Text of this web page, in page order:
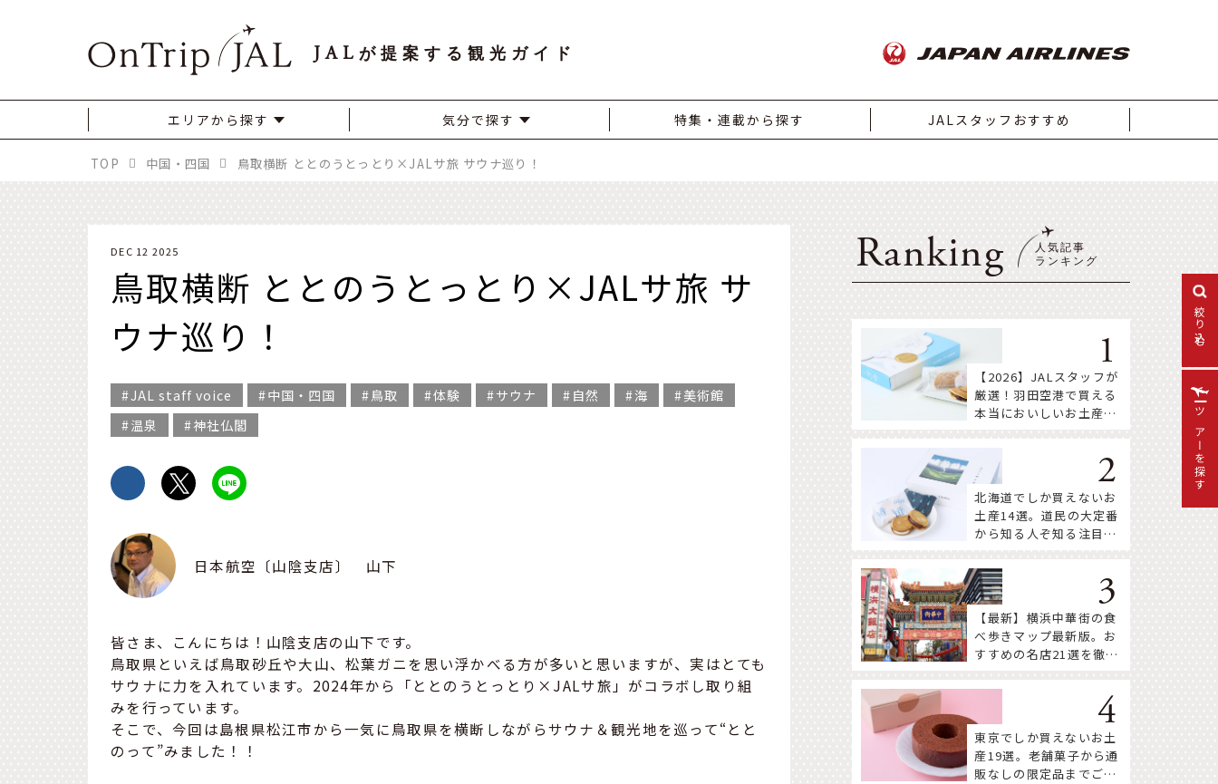
絞り込む
JAL が提案する観光ガイド
エリアから探す 気分で探す 特集・連載から探す JALスタッフおすすめ
TOP 中国・四国 鳥取横断 ととのうとっとり×JALサ旅 サウナ巡り！
DEC 12 2025
鳥取横断 ととのうとっとり×JALサ旅 サ
ウナ巡り！
JAL staff voice 中国・四国 鳥取 体験 サウナ 自然 海
美術館
温泉
神社仏閣
日本航空〔山陰支店〕 山下
皆さま、こんにちは！山陰支店の山下です。
鳥取県といえば鳥取砂丘や大山、松葉ガニを思い浮かべる方が多いと思いますが、実はとても
サウナに力を入れています。2024年から「ととのうとっとり×JALサ旅」がコラボし取り組
みを行っています。
そこで、今回は島根県松江市から一気に鳥取県を横断しながらサウナ＆観光地を巡って“とと
のって”みました！！
Ranking
【2026】JALスタッフが
厳選！羽田空港で買える
本当においしいお土産18
北海道でしか買えないお
土産14選。道民の大定番
から知る人ぞ知る注目株
【最新】横浜中華街の食
べ歩きマップ最新版。お
すすめの名店21選を徹底
東京でしか買えないお土
産19選。老舗菓子から通
販なしの限定品までご紹
ツアーを探す